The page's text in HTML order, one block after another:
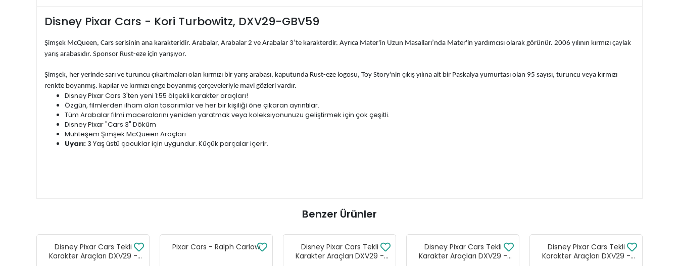
Disney Pixar Cars - Kori Turbowitz, DXV29-GBV59
Şimşek McQueen, Cars serisinin ana karakteridir. Arabalar, Arabalar 2 ve Arabalar 3’te karakterdir. Ayrıca Mater'in Uzun Masalları’nda Mater'in yardımcısı olarak görünür. 2006 yılının kırmızı çaylak
yarış arabasıdır. Sponsor Rust-eze için yarışıyor.
Şimşek, her yerinde sarı ve turuncu çıkartmaları olan kırmızı bir yarış arabası, kaputunda Rust-eze logosu, Toy Story'nin çıkış yılına ait bir Paskalya yumurtası olan 95 sayısı, turuncu veya kırmızı
renkte boyanmış. kapılar ve kırmızı enge boyanmış çerçeveleriyle mavi gözleri vardır.
Disney Pixar Cars 3'ten yeni 1:55 ölçekli karakter araçları!
Özgün, filmlerden ilham alan tasarımlar ve her bir kişiliği öne çıkaran ayrıntılar.
Tüm Arabalar filmi maceralarını yeniden yaratmak veya koleksiyonunuzu geliştirmek için çok çeşitli.
Disney Pixar "Cars 3" Döküm
Muhteşem Şimşek McQueen Araçları
Uyarı:3 Yaş üstü çocuklar için uygundur. Küçük parçalar içerir.
Benzer Ürünler
Disney Pixar Cars Tekli
Karakter Araçları DXV29 -
Pixar Cars - Ralph Carlow
Disney Pixar Cars Tekli
Karakter Araçları DXV29 -
Disney Pixar Cars Tekli
Karakter Araçları DXV29 -
Disney Pixar Cars Tekli
Karakter Araçları DXV29 -